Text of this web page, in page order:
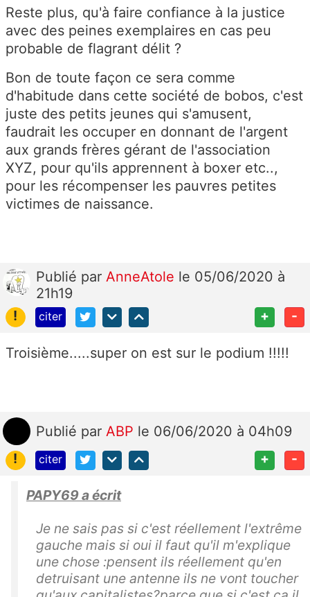
Reste plus, qu'à faire confiance à la justice
avec des peines exemplaires en cas peu
probable de flagrant délit ?
Bon de toute façon ce sera comme
d'habitude dans cette société de bobos, c'est
juste des petits jeunes qui s'amusent,
faudrait les occuper en donnant de l'argent
aux grands frères gérant de l'association
XYZ, pour qu'ils apprennent à boxer etc..,
pour les récompenser les pauvres petites
victimes de naissance.
Publié par AnneAtole le 05/06/2020 à
21h19
!
citer + -
Troisième.....super on est sur le podium !!!!!
Publié par ABP le 06/06/2020 à 04h09
!
citer + -
PAPY69 a écrit
Je ne sais pas si c'est réellement l'extrême
gauche mais si oui il faut qu'il m'explique
une chose :pensent ils réellement qu'en
detruisant une antenne ils ne vont toucher